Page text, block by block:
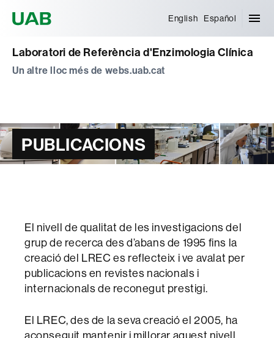
English Español
Laboratori de Referència d'Enzimologia Clínica
Un altre lloc més de webs.uab.cat
PUBLICACIONS
El nivell de qualitat de les investigacions del
grup de recerca des d’abans de 1995 fins la
creació del LREC es reflecteix i ve avalat per
publicacions en revistes nacionals i
internacionals de reconegut prestigi.
El LREC, des de la seva creació el 2005, ha
aconseguit mantenir i millorar aquest nivell